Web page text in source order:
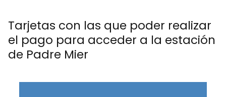
Tarjetas con las que poder realizar
el pago para acceder a la estación
de Padre Mier